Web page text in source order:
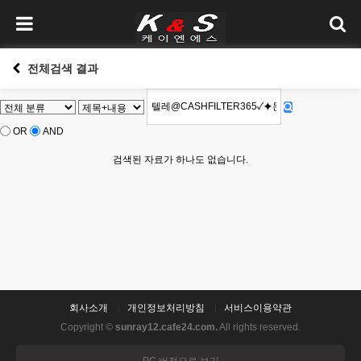
전체검색 결과
OR AND
검색된 자료가 하나도 없습니다.
회사소개 개인정보처리방침
서비스이용약관
Copyright © sunray12.cafe24.com.All rights reserved.